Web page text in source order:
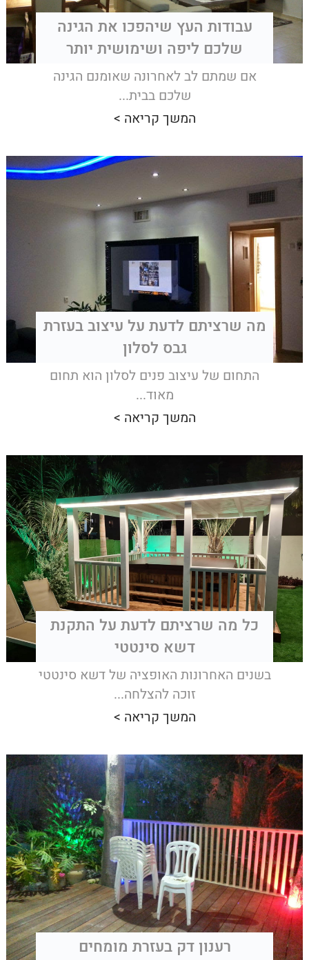
עבודות העץ שיהפכו את הגינה
שלכם ליפה ושימושית יותר
אם שמתם לב לאחרונה שאומנם הגינה
שלכם בבית...
המשך קריאה >
מה שרציתם לדעת על עיצוב בעזרת
גבס לסלון
התחום של עיצוב פנים לסלון הוא תחום
מאוד...
המשך קריאה >
כל מה שרציתם לדעת על התקנת
דשא סינטטי
בשנים האחרונות האופציה של דשא סינטטי
זוכה להצלחה...
המשך קריאה >
רענון דק בעזרת מומחים